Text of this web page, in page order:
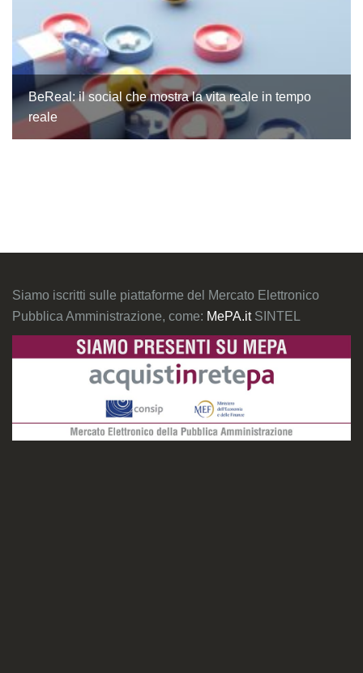
BeReal: il social che mostra la vita reale in tempo
reale
Siamo iscritti sulle piattaforme del Mercato Elettronico
Pubblica Amministrazione, come: MePA.it SINTEL